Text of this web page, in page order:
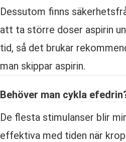
Dessutom finns
att ta större doser aspirin
tid, så det brukar
man skippar aspirin.
Behöver man cykla
De flesta stimulanser blir
effektiva med tiden när